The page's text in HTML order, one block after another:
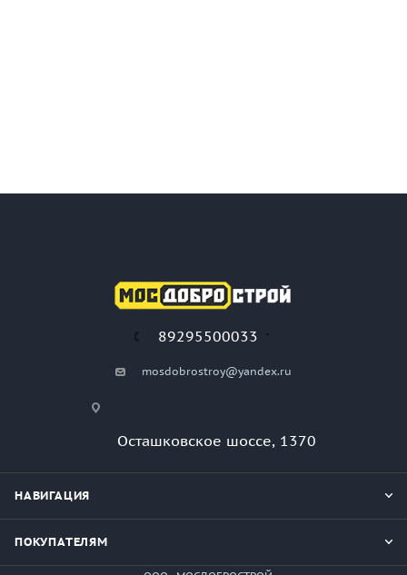
89295500033
mosdobrostroy@yandex.ru
Осташковское шоссе, 1370
НАВИГАЦИЯ
ПОКУПАТЕЛЯМ